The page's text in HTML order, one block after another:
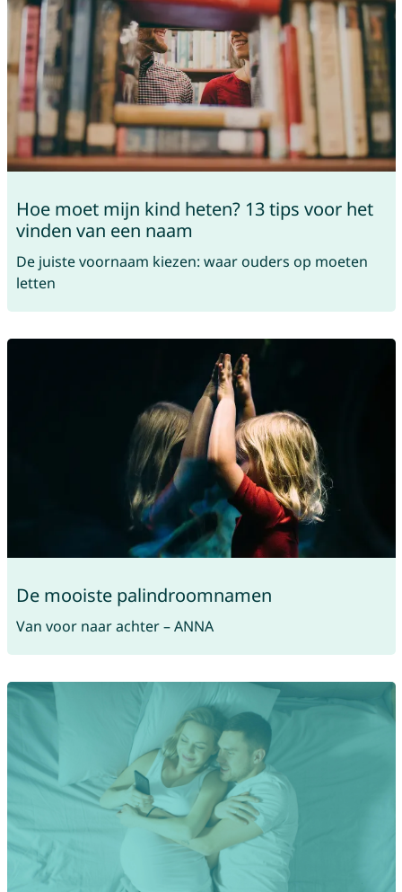
Hoe moet mijn kind heten? 13 tips voor het
vinden van een naam
De juiste voornaam kiezen: waar ouders op moeten
letten
De mooiste palindroomnamen
Van voor naar achter – ANNA